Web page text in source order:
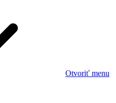
Otvoriť menu